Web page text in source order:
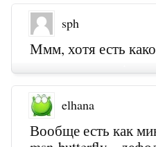
sph
Ммм, хотя есть
elhana
Вообще есть как